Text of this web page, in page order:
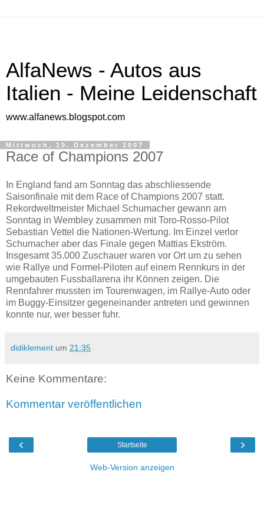
AlfaNews - Autos aus
Italien - Meine Leidenschaft
www.alfanews.blogspot.com
Mittwoch, 19. Dezember 2007
Race of Champions 2007
In England fand am Sonntag das abschliessende
Saisonfinale mit dem Race of Champions 2007 statt.
Rekordweltmeister Michael Schumacher gewann am
Sonntag in Wembley zusammen mit Toro-Rosso-Pilot
Sebastian Vettel die Nationen-Wertung. Im Einzel verlor
Schumacher aber das Finale gegen Mattias Ekström.
Insgesamt 35.000 Zuschauer waren vor Ort um zu sehen
wie Rallye und Formel-Piloten auf einem Rennkurs in der
umgebauten Fussballarena ihr Können zeigen. Die
Rennfahrer mussten im Tourenwagen, im Rallye-Auto oder
im Buggy-Einsitzer gegeneinander antreten und gewinnen
konnte nur, wer besser fuhr.
didiklement um 21:35
Keine Kommentare:
Kommentar veröffentlichen
‹ ›
Startseite
Web-Version anzeigen